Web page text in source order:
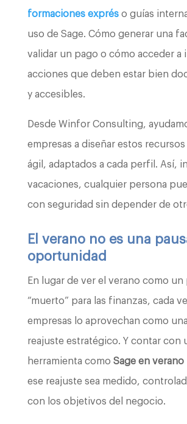
formaciones expréso guías
uso de Sage. Cómo generar una
validar un pago o cómo acceder a
acciones que deben estar bien
y accesibles.
Desde Winfor Consulting,
empresas a diseñar estos
ágil, adaptados a cada perfil. Así,
vacaciones, cualquier persona
con seguridad sin depender de
El verano no es una
oportunidad
En lugar de ver el verano como
“muerto” para las finanzas, cada
empresas lo aprovechan como
reajuste estratégico. Y contar con
herramienta como Sage en verano
ese reajuste sea medido,
con los objetivos del negocio.